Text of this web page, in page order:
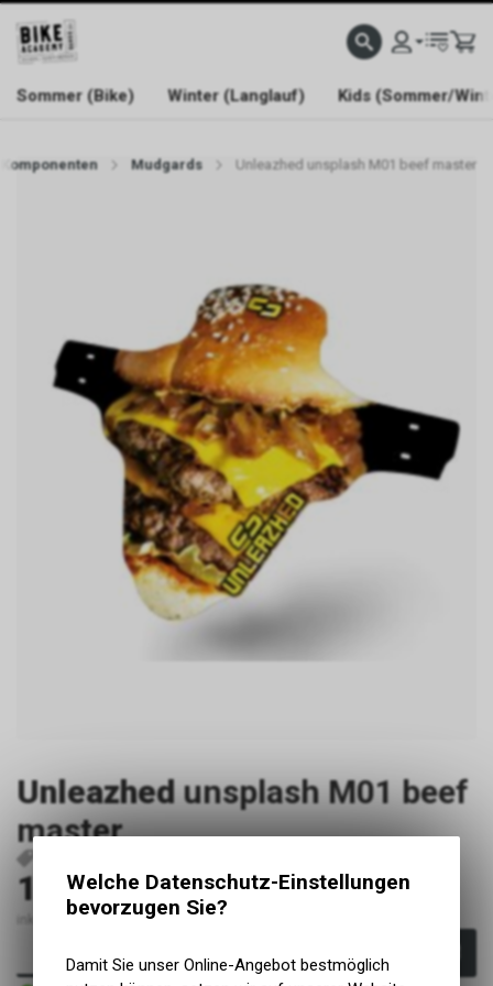
WELCOME TO BIKE ACADEMY
Sommer (Bike) Winter (Langlauf) Kids (Sommer/
Komponenten Mudgards Unleazhed unsplash M01 beef master
Unleazhed unsplash M01 beef
master
19.90CHF
inkl. MwSt., zzgl. Versandkosten
Welche Datenschutz-Einstellungen
bevorzugen Sie?
Damit Sie unser Online-Angebot bestmöglich